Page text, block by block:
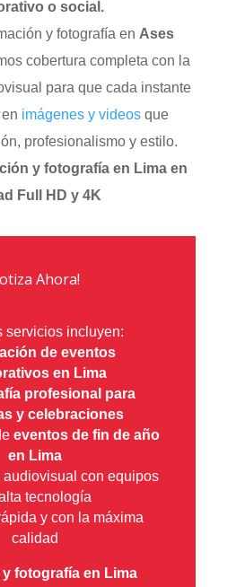
o social.
y fotografía en Ases
cobertura completa con la
para que cada instante
imágenes y videosque
profesionalismo y estilo.
y fotografía en Lima en
Full HD y 4K
Ahora!
servicios incluyen:
de eventos
en Lima
profesional para
y celebraciones
eventos de fin de año
en Lima
audiovisual con equipos
tecnología
y con la máxima
calidad
y fotografía en Lima